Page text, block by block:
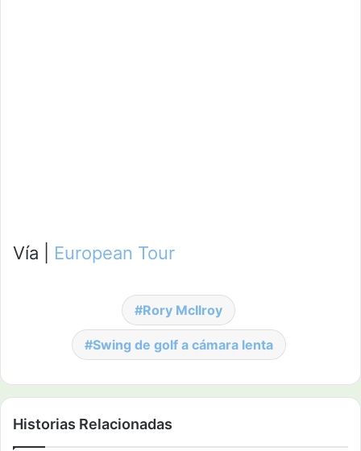
Vía | European Tour
Rory McIlroy
Swing de golf a cámara lenta
Historias Relacionadas